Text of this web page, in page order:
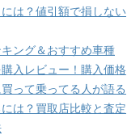
は？値引額で損しない
ング＆おすすめ車種
入レビュー！購入価格
って乗ってる人が語る
は？買取店比較と査定